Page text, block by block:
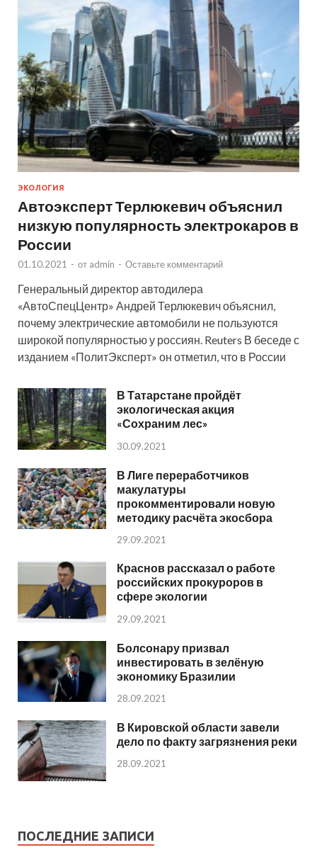
ЭКОЛОГИЯ
Автоэксперт Терлюкевич объяснил
низкую популярность электрокаров в
России
01.10.2021 - от admin - Оставьте комментарий
Генеральный директор автодилера
«АвтоСпецЦентр» Андрей Терлюкевич объяснил,
почему электрические автомобили не пользуются
широкой популярностью у россиян. Reuters В беседе с
изданием «ПолитЭксперт» он отметил, что в России
В Татарстане пройдёт
экологическая акция
«Сохраним лес»
30.09.2021
В Лиге переработчиков
макулатуры
прокомментировали новую
методику расчёта экосбора
29.09.2021
Краснов рассказал о работе
российских прокуроров в
сфере экологии
29.09.2021
Болсонару призвал
инвестировать в зелёную
экономику Бразилии
28.09.2021
В Кировской области завели
дело по факту загрязнения реки
28.09.2021
ПОСЛЕДНИЕ ЗАПИСИ